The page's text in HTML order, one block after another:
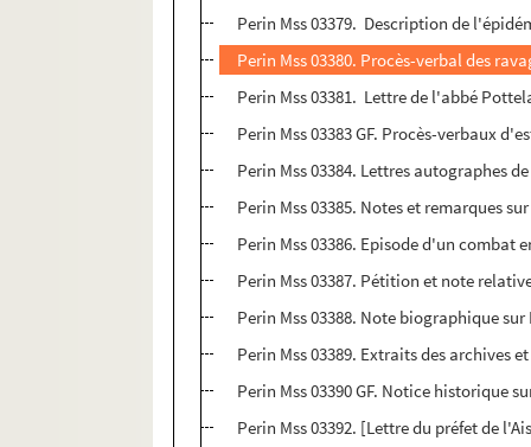
Perin Mss 03379. Description de
Perin Mss 03380. Procès-verbal des
Perin Mss 03381. Lettre de l'abbé
Perin Mss 03383 GF. Procès-verbaux
Perin Mss 03384. Lettres autographes
Perin Mss 03385. Notes et remarques
Perin Mss 03386. Episode d'un combat
Perin Mss 03387. Pétition et note
Perin Mss 03388. Note biographique
Perin Mss 03389. Extraits des archives
Perin Mss 03390 GF. Notice historique
Perin Mss 03392. [Lettre du préfet de